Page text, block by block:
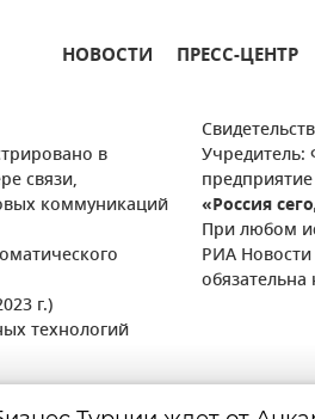
НОВОСТИ ПРЕСС-ЦЕНТР
в
связи,
коммуникаций
г.)
технологий
Учредитель:
«Россия
При любом
РИА
обязательна